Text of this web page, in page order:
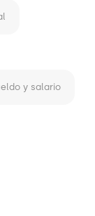
y salario